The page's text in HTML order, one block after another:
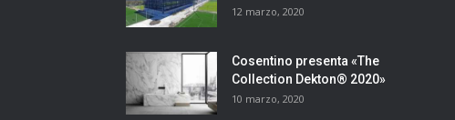
12 marzo, 2020
Cosentino presenta «The
Collection Dekton® 2020»
10 marzo, 2020